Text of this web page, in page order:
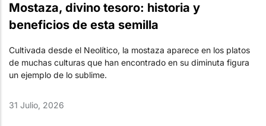
Mostaza, divino tesoro: historia y
beneficios de esta semilla
Cultivada desde el Neolítico, la mostaza aparece en los platos
de muchas culturas que han encontrado en su diminuta figura
un ejemplo de lo sublime.
31 Julio, 2026